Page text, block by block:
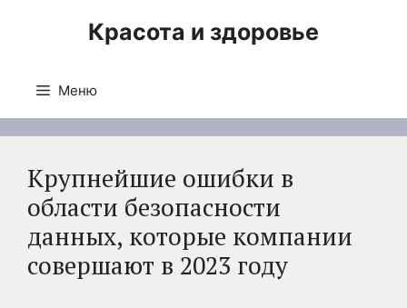
Красота и здоровье
Меню
Крупнейшие ошибки в
области безопасности
данных, которые компании
совершают в 2023 году